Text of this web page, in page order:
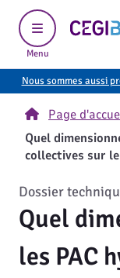
Menu
Cegibat,
Nous sommes aussi
Page
Quel
collectives sur
Quel
les PAC
Dossier